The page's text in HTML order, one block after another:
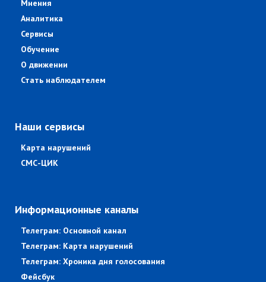
Мнения
Аналитика
Сервисы
Обучение
О движении
Стать наблюдателем
Наши сервисы
Карта нарушений
СМС-ЦИК
Информационные каналы
Телеграм: Основной канал
Телеграм: Карта нарушений
Телеграм: Хроника дня голосования
Фейсбук